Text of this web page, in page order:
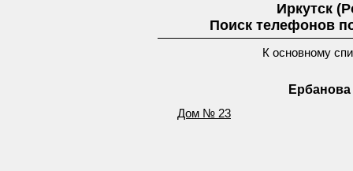
Иркутск
Поиск телефонов
К основному
Дом № 23